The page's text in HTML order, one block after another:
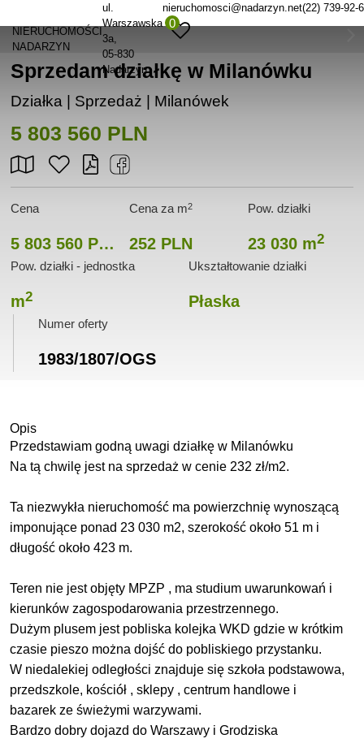
NIERUCHOMOŚCI
NADARZYN
ul.
Warszawska
3a
05-830
Nadarzyn
nieruchomosci@nadarzyn.net(22) 739-92-
0
Sprzedam działkę w Milanówku
Działka | Sprzedaż | Milanówek
5 803 560 PLN
Cena
5 803 560 PLN
Cena za m2
252 PLN
Pow. działki
23 030 m2
Pow. działki - jednostka
m2
Ukształtowanie działki
Płaska
Numer oferty
1983/1807/OGS
Opis
Przedstawiam godną uwagi działkę w Milanówku
Na tą chwilę jest na sprzedaż w cenie 232 zł/m2.
Ta niezwykła nieruchomość ma powierzchnię wynoszącą
imponujące ponad 23 030 m2, szerokość około 51 m i
długość około 423 m.
Teren nie jest objęty MPZP , ma studium uwarunkowań i
kierunków zagospodarowania przestrzennego.
Dużym plusem jest pobliska kolejka WKD gdzie w krótkim
czasie pieszo można dojść do pobliskiego przystanku.
W niedalekiej odległości znajduje się szkoła podstawowa,
przedszkole, kościół , sklepy , centrum handlowe i
bazarek ze świeżymi warzywami.
Bardzo dobry dojazd do Warszawy i Grodziska